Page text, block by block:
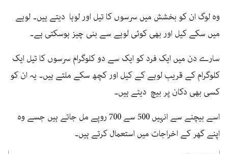
وہ لوگ ان کو بخشش میں سرسوں کا تیل اور لوہا دیتے ہیں۔ لوہے
میں سکے کیل اور بھی کوئی لوہے سے بنی چیز ہوسکتی ہے۔
سارے دن میں ایک فرد کو ایک سے دو کلوگرام سرسوں کا تیل ایک
کلوگرام کے قریب لوہے کے کیل اور کچھ سکے ملتے ہیں۔ یہ ان کو
کسی بھی دکان پر بیچ دیتے ہیں۔
اسے بیچنے سے انہیں 500 سے 700 روپے مل جاتے ہیں جسے وہ
اپنے گھر کے اخراجات میں استعمال کرتے ہیں۔